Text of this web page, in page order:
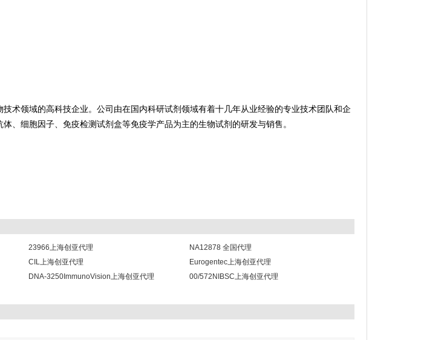
技术领域的高科技企业。公司由在国内科研试剂领域有着十几年从业经验的专业技术团队和企
、细胞因子、免疫检测试剂盒等免疫学产品为主的生物试剂的研发与销售。
23966上海创亚代理
NA12878 全国代理
CIL上海创亚代理
Eurogentec上海创亚代理
DNA-3250ImmunoVision上海创亚代理
00/572NIBSC上海创亚代理